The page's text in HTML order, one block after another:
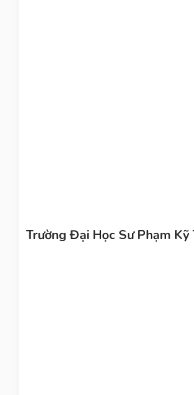
Trường Đại Học Sư Phạm Kỹ